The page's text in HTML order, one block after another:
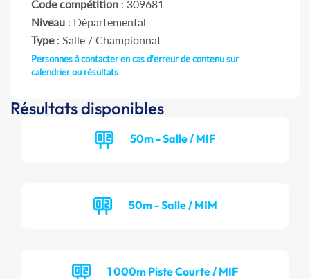
Code compétition : 309681
Niveau : Départemental
Type: Salle / Championnat
Personnes à contacter en cas d'erreur de contenu sur
calendrier ou résultats
Résultats disponibles
50m - Salle / MIF
50m - Salle / MIM
1 000m Piste Courte / MIF